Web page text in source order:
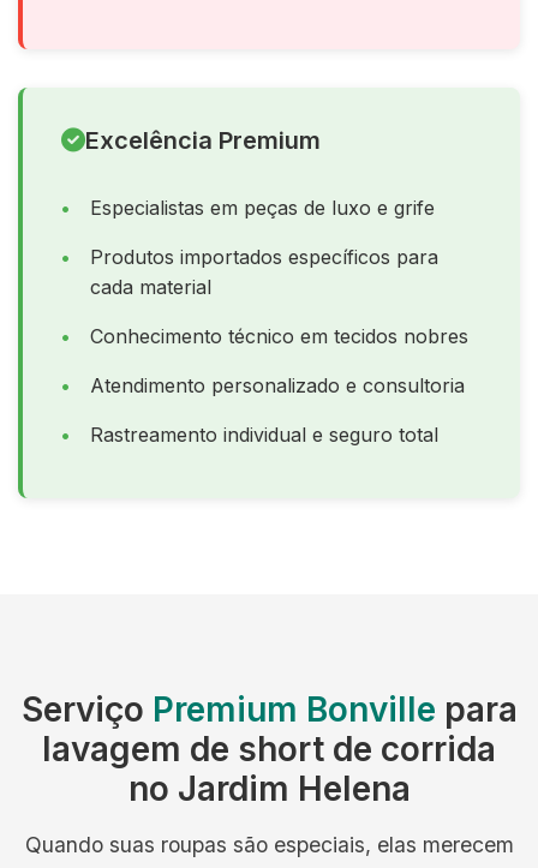
Excelência Premium
Especialistas em peças de luxo e grife
Produtos importados específicos para
cada material
Conhecimento técnico em tecidos nobres
Atendimento personalizado e consultoria
Rastreamento individual e seguro total
Serviço Premium Bonville para
lavagem de short de corrida
no Jardim Helena
Quando suas roupas são especiais, elas merecem